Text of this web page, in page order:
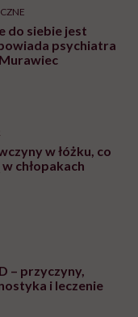
PFD:Ośrodki
Dla
PDF
lekarza
Dzieci i